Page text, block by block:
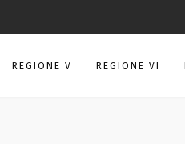
REGIONE V REGIONE VI